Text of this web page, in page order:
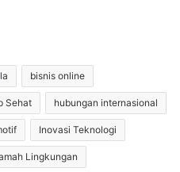
bisnis online
Sehat hubungan internasional
Inovasi Teknologi
Lingkungan